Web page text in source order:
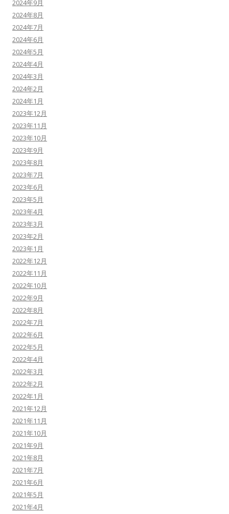
2024年9月
2024年8月
2024年7月
2024年6月
2024年5月
2024年4月
2024年3月
2024年2月
2024年1月
2023年12月
2023年11月
2023年10月
2023年9月
2023年8月
2023年7月
2023年6月
2023年5月
2023年4月
2023年3月
2023年2月
2023年1月
2022年12月
2022年11月
2022年10月
2022年9月
2022年8月
2022年7月
2022年6月
2022年5月
2022年4月
2022年3月
2022年2月
2022年1月
2021年12月
2021年11月
2021年10月
2021年9月
2021年8月
2021年7月
2021年6月
2021年5月
2021年4月